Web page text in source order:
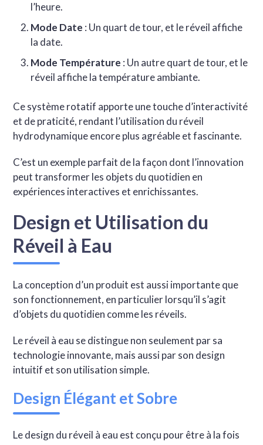
l’heure.
Mode Date : Un quart de tour, et le réveil affiche
la date.
Mode Température : Un autre quart de tour, et le
réveil affiche la température ambiante.
Ce système rotatif apporte une touche d’interactivité
et de praticité, rendant l’utilisation du réveil
hydrodynamique encore plus agréable et fascinante.
C’est un exemple parfait de la façon dont l’innovation
peut transformer les objets du quotidien en
expériences interactives et enrichissantes.
Design et Utilisation du
Réveil à Eau
La conception d’un produit est aussi importante que
son fonctionnement, en particulier lorsqu’il s’agit
d’objets du quotidien comme les réveils.
Le réveil à eau se distingue non seulement par sa
technologie innovante, mais aussi par son design
intuitif et son utilisation simple.
Design Élégant et Sobre
Le design du réveil à eau est conçu pour être à la fois